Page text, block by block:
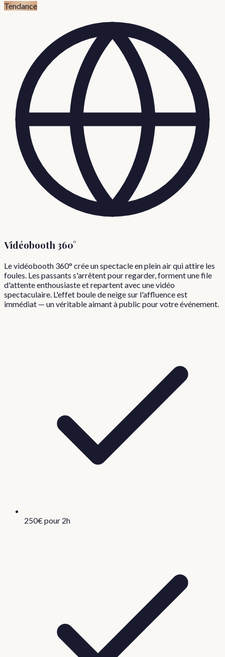
Tendance
Vidéobooth 360°
Le vidéobooth 360° crée un spectacle en plein air qui attire les
foules. Les passants s'arrêtent pour regarder, forment une file
d'attente enthousiaste et repartent avec une vidéo
spectaculaire. L'effet boule de neige sur l'affluence est
immédiat — un véritable aimant à public pour votre événement.
250€ pour 2h